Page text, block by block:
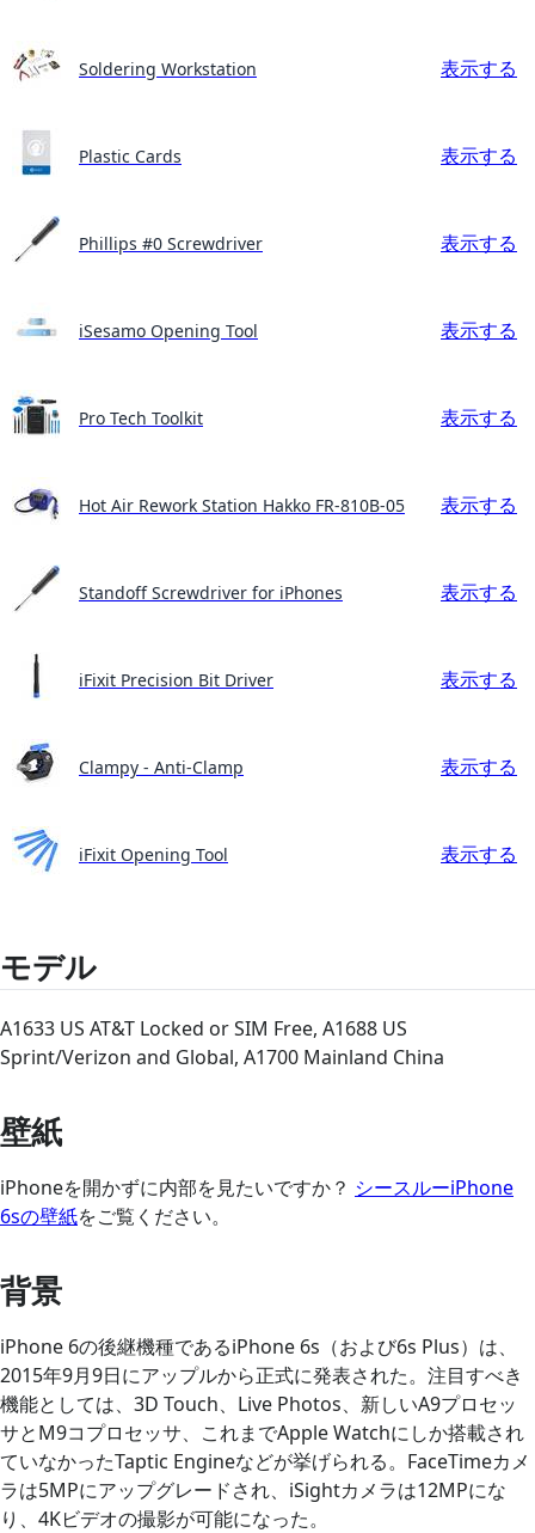
Soldering Workstation 表示する
Plastic Cards 表示する
Phillips #0 Screwdriver 表示する
iSesamo Opening Tool 表示する
Pro Tech Toolkit 表示する
Hot Air Rework Station Hakko FR-810B-05 表示する
Standoff Screwdriver for iPhones 表示する
iFixit Precision Bit Driver 表示する
Clampy - Anti-Clamp 表示する
iFixit Opening Tool 表示する
モデル
A1633 US AT&T Locked or SIM Free, A1688 US
Sprint/Verizon and Global, A1700 Mainland China
壁紙
iPhoneを開かずに内部を見たいですか？ シースルーiPhone
6sの壁紙をご覧ください。
背景
iPhone 6の後継機種であるiPhone 6s（および6s Plus）は、
2015年9月9日にアップルから正式に発表された。注目すべき
機能としては、3D Touch、Live Photos、新しいA9プロセッ
サとM9コプロセッサ、これまでApple Watchにしか搭載され
ていなかったTaptic Engineなどが挙げられる。FaceTimeカメ
ラは5MPにアップグレードされ、iSightカメラは12MPにな
り、4Kビデオの撮影が可能になった。